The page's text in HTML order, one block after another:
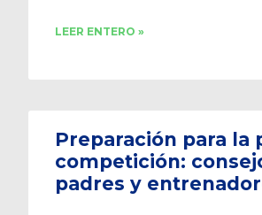
LEER ENTERO »
Preparación para la
competición:
padres y